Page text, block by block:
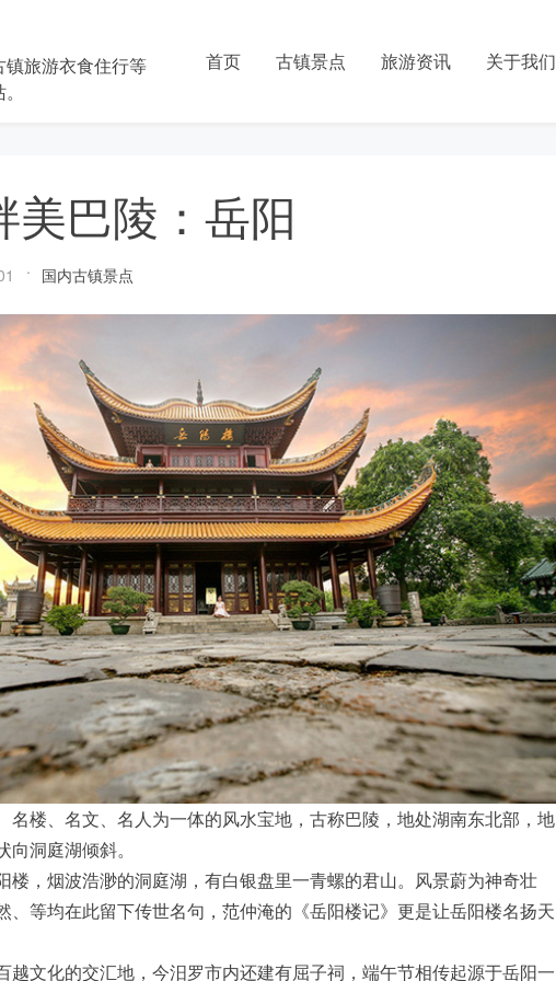
旅游衣食住行等
首页 古镇景点 旅游资讯 关于我们
美巴陵：岳阳
国内古镇景点
名楼、名文、名人为一体的风水宝地，古称巴陵，地处湖南东北部，地
洞庭湖倾斜。
楼，烟波浩渺的洞庭湖，有白银盘里一青螺的君山。风景蔚为神奇壮
、等均在此留下传世名句，范仲淹的《岳阳楼记》更是让岳阳楼名扬天
越文化的交汇地，今汨罗市内还建有屈子祠，端午节相传起源于岳阳一